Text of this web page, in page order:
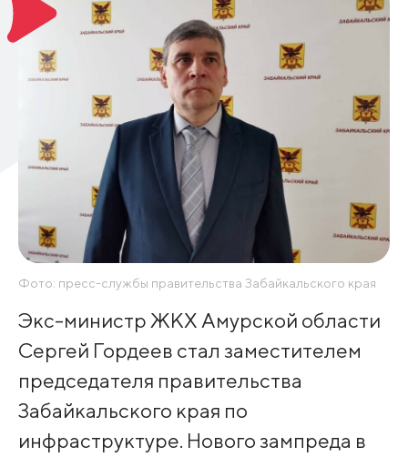
Фото: пресс-службы правительства Забайкальского края
Экс-министр ЖКХ Амурской области
Сергей Гордеев стал заместителем
председателя правительства
Забайкальского края по
инфраструктуре. Нового зампреда в